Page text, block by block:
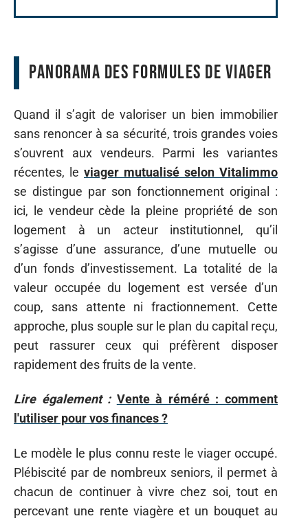
Panorama des formules de viager
Quand il s’agit de valoriser un bien immobilier
sans renoncer à sa sécurité, trois grandes voies
s’ouvrent aux vendeurs. Parmi les variantes
récentes, le viager mutualisé selon Vitalimmo
se distingue par son fonctionnement original :
ici, le vendeur cède la pleine propriété de son
logement à un acteur institutionnel, qu’il
s’agisse d’une assurance, d’une mutuelle ou
d’un fonds d’investissement. La totalité de la
valeur occupée du logement est versée d’un
coup, sans attente ni fractionnement. Cette
approche, plus souple sur le plan du capital reçu,
peut rassurer ceux qui préfèrent disposer
rapidement des fruits de la vente.
Lire également : Vente à réméré : comment
l'utiliser pour vos finances ?
Le modèle le plus connu reste le viager occupé.
Plébiscité par de nombreux seniors, il permet à
chacun de continuer à vivre chez soi, tout en
percevant une rente viagère et un bouquet au